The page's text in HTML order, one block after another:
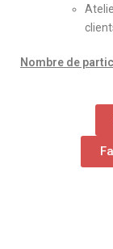
Nombre de